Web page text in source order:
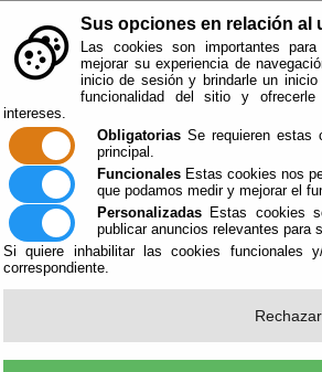
Sus opciones en relación al
Las cookies son importantes
mejorar su experiencia de
inicio de sesión y brindarle un
funcionalidad del sitio y
intereses.
Obligatorias Se requieren estas
principal.
Funcionales Estas cookies nos
que podamos medir y mejorar el
Personalizadas Estas cookies
publicar anuncios relevantes para
Si quiere inhabilitar las cookies funcionales
correspondiente.
Localización Quién Somos